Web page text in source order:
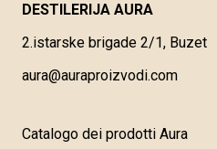
DESTILERIJA AURA
2.istarske brigade 2/1, Buzet
aura@auraproizvodi.com
Catalogo dei prodotti Aura